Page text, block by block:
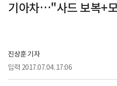
기아차…"사드 보복+
진상훈 기자
입력 2017.07.04. 17:06